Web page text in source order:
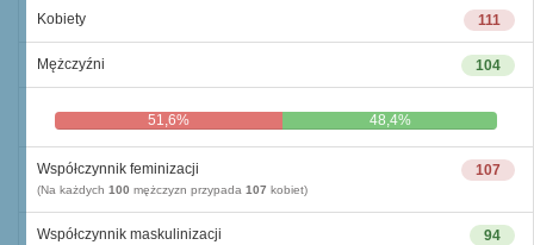
111
Kobiety
104
Mężczyźni
51,6% 48,4%
107
Współczynnik feminizacji
(Na każdych 100 mężczyzn przypada 107 kobiet)
94
Współczynnik maskulinizacji